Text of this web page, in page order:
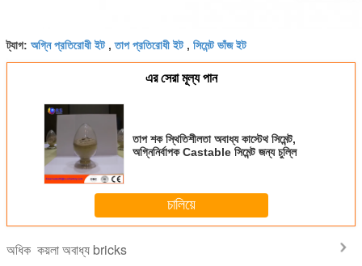
ট্যাগ: অগ্নি প্রতিরোধী ইট,তাপ প্রতিরোধী ইট, সিমেন্ট ভাঁজ ইট
এর সেরা মূল্য পান
তাপ শক স্থিতিশীলতা অবাধ্য কাস্টেথ সিমেন্ট,
অগ্নিনির্বাপক Castable সিমেন্ট জন্য চুল্লি
চালিয়ে
অধিক কয়লা অবাধ্য bricks